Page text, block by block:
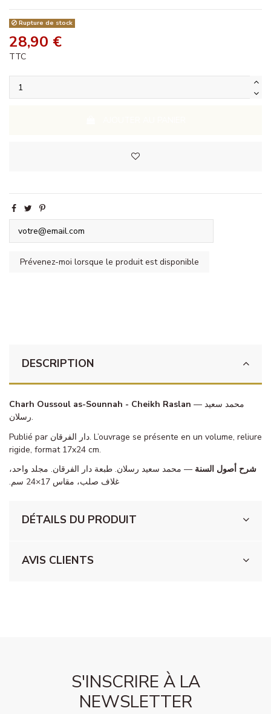
Rupture de stock
28,90 €
TTC
DESCRIPTION
Charh Oussoul as-Sounnah - Cheikh Raslan — محمد سعيد
رسلان.
Publié par دار الفرقان. L’ouvrage se présente en un volume, reliure
rigide, format 17x24 cm.
شرح أصول السنة — محمد سعيد رسلان. طبعة دار الفرقان. مجلد واحد،
غلاف صلب، مقاس 17×24 سم.
DÉTAILS DU PRODUIT
AVIS CLIENTS
S'INSCRIRE À LA
NEWSLETTER